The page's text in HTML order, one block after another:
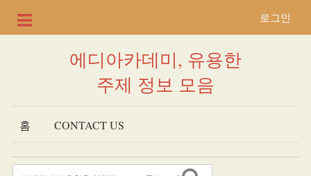
로그인
에디아카데미, 유용한
주제 정보 모음
홈 CONTACT US